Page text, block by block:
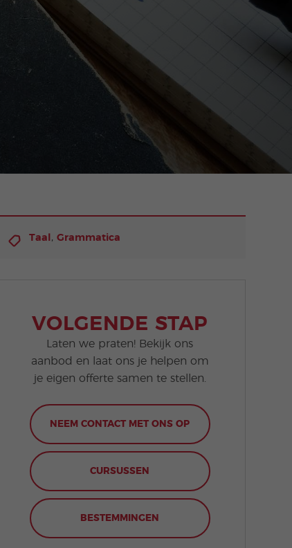
Taal , Grammatica
VOLGENDE STAP
Laten we praten! Bekijk ons
aanbod en laat ons je helpen om
je eigen offerte samen te stellen.
NEEM CONTACT MET ONS OP
CURSUSSEN
BESTEMMINGEN